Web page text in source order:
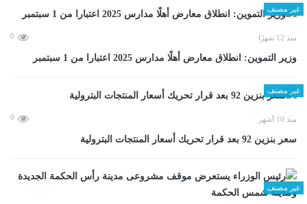
غير مصنف
منذ 12 شهرًا 0
وزير التموين: انطلاق معارض أهلًا مدارس 2025 اعتبارا من 1 سبتمبر
غير مصنف
منذ 10 أشهر 0
سعر بنزين 92 بعد قرار تحريك أسعار المنتجات البترولية
غير مصنف